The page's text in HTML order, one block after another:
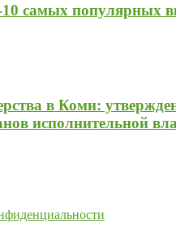
самых популярных
в Коми:
исполнительной